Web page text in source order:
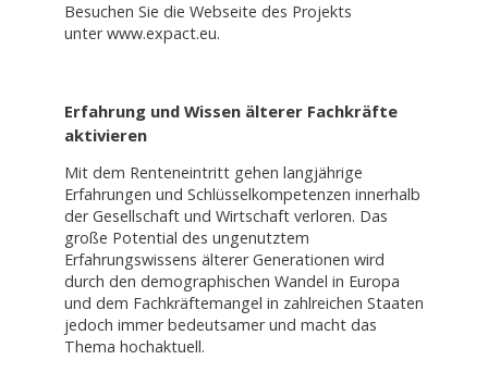
Besuchen Sie die Webseite des Projekts
unter www.expact.eu.
Erfahrung und Wissen älterer Fachkräfte
aktivieren
Mit dem Renteneintritt gehen langjährige
Erfahrungen und Schlüsselkompetenzen innerhalb
der Gesellschaft und Wirtschaft verloren. Das
große Potential des ungenutztem
Erfahrungswissens älterer Generationen wird
durch den demographischen Wandel in Europa
und dem Fachkräftemangel in zahlreichen Staaten
jedoch immer bedeutsamer und macht das
Thema hochaktuell.